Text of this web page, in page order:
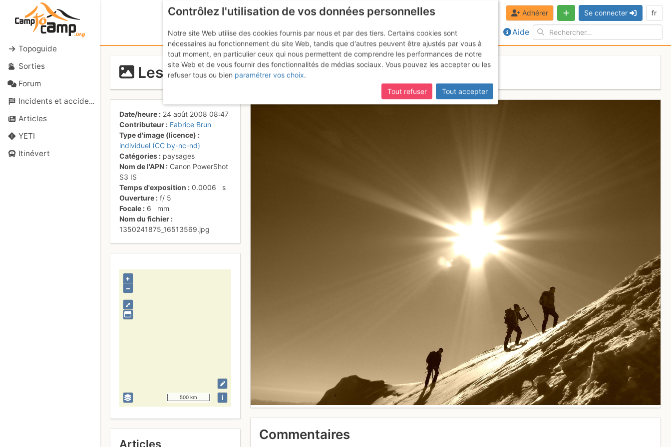
Topoguide
Sorties
Forum
Incidents et accidents
Articles
YETI
Itinévert
Aide
Adhérer Se connecter fr
Les derniers mètres du Dom des Mischabels
Date/heure
24 août 2008 08:47
Contributeur
Fabrice Brun
Type d'image (licence)
individuel (CC by-nc-nd)
Catégories
paysages
Nom de l'APN
Canon PowerShot
S3 IS
Temps d'exposition
0.0006
s
Ouverture
f/5
Focale
6
mm
Nom du fichier
1350241875_16513569.jpg
⤢
+
–
500 km i
Articles
Commentaires
Contrôlez l'utilisation de vos données personnelles
Notre site Web utilise des cookies fournis par nous et par des tiers. Certains cookies sont
nécessaires au fonctionnement du site Web, tandis que d'autres peuvent être ajustés par vous à
tout moment, en particulier ceux qui nous permettent de comprendre les performances de notre
site Web et de vous fournir des fonctionnalités de médias sociaux. Vous pouvez les accepter ou les
refuser tous ou bien paramétrer vos choix.
Tout refuser
Tout accepter